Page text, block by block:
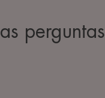
perguntas